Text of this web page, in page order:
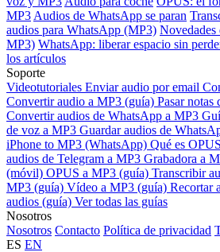
MP3 Audios de WhatsApp se paran
audios para WhatsApp (MP3)
MP3) WhatsApp: liberar espacio sin
los artículos
Soporte
Videotutoriales Enviar audio por email
Convertir audio a MP3 (guía) Pasar notas
Convertir audios de WhatsApp a MP3
de voz a MP3 Guardar audios de
iPhone to MP3 (WhatsApp) Qué es OPUS
audios de Telegram a MP3 Grabadora a
(móvil) OPUS a MP3 (guía) Transcribir
MP3 (guía) Vídeo a MP3 (guía) Recortar
audios (guía) Ver todas las guías
Nosotros
Nosotros Contacto Política de privacidad
ES EN